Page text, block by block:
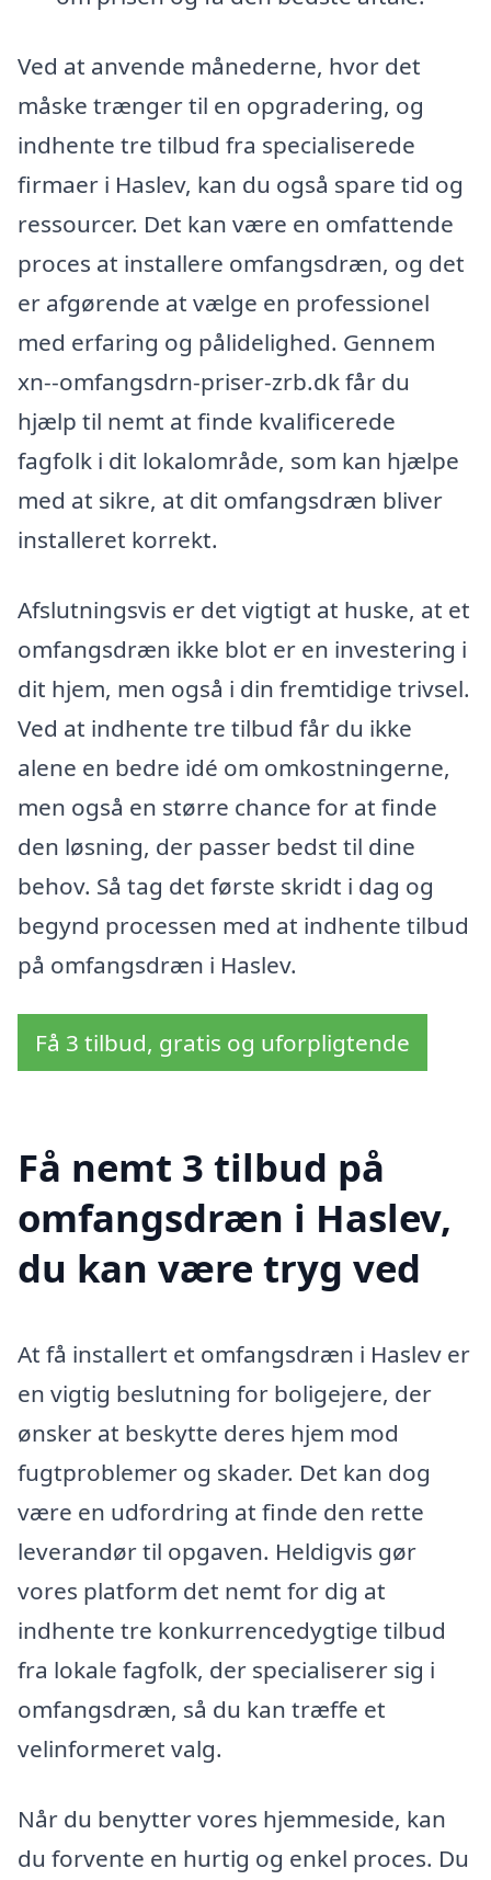
Ved at anvende månederne, hvor det
måske trænger til en opgradering, og
indhente tre tilbud fra specialiserede
firmaer i Haslev, kan du også spare tid og
ressourcer. Det kan være en omfattende
proces at installere omfangsdræn, og det
er afgørende at vælge en professionel
med erfaring og pålidelighed. Gennem
xn--omfangsdrn-priser-zrb.dk får du
hjælp til nemt at finde kvalificerede
fagfolk i dit lokalområde, som kan hjælpe
med at sikre, at dit omfangsdræn bliver
installeret korrekt.
Afslutningsvis er det vigtigt at huske, at et
omfangsdræn ikke blot er en investering i
dit hjem, men også i din fremtidige trivsel.
Ved at indhente tre tilbud får du ikke
alene en bedre idé om omkostningerne,
men også en større chance for at finde
den løsning, der passer bedst til dine
behov. Så tag det første skridt i dag og
begynd processen med at indhente tilbud
på omfangsdræn i Haslev.
Få 3 tilbud, gratis og uforpligtende
Få nemt 3 tilbud på
omfangsdræn i Haslev,
du kan være tryg ved
At få installert et omfangsdræn i Haslev er
en vigtig beslutning for boligejere, der
ønsker at beskytte deres hjem mod
fugtproblemer og skader. Det kan dog
være en udfordring at finde den rette
leverandør til opgaven. Heldigvis gør
vores platform det nemt for dig at
indhente tre konkurrencedygtige tilbud
fra lokale fagfolk, der specialiserer sig i
omfangsdræn, så du kan træffe et
velinformeret valg.
Når du benytter vores hjemmeside, kan
du forvente en hurtig og enkel proces. Du